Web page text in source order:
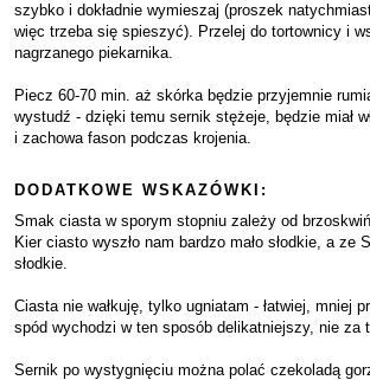
szybko i dokładnie wymieszaj (proszek
więc trzeba się spieszyć). Przelej do tortownicy i
nagrzanego piekarnika.
Piecz 60-70 min. aż skórka będzie przyjemnie
wystudź - dzięki temu sernik stężeje, będzie miał
i zachowa fason podczas krojenia.
DODATKOWE WSKAZÓWKI:
Smak ciasta w sporym stopniu zależy od
Kier ciasto wyszło nam bardzo mało słodkie, a ze
słodkie.
Ciasta nie wałkuję, tylko ugniatam - łatwiej, mniej
spód wychodzi w ten sposób delikatniejszy, nie za
Sernik po wystygnięciu można polać czekoladą